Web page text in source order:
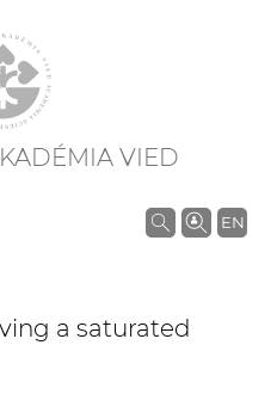
VIED
EN
V
a
a saturated